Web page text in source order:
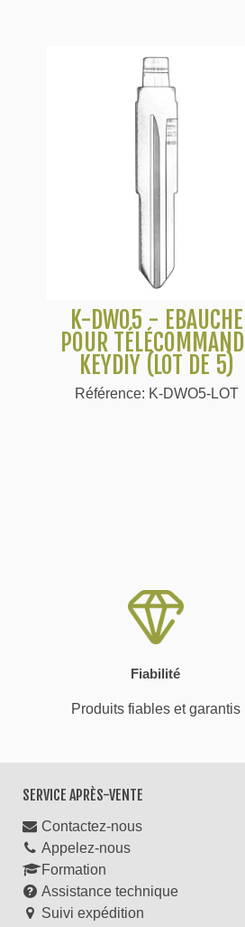
Voir plus
K-DWO5 - EBAUCHE
POUR
KEYDIY (LOT DE 5)
Référence: K-DWO5-LOT
Fiabilité
Produits fiables et garantis
SERVICE APRÈS-VENTE
Contactez-nous
Appelez-nous
Formation
Assistance technique
Suivi expédition